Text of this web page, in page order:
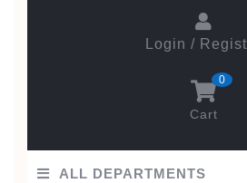
Login /
/
Register
Cart
cart
0
ALL DEPARTMENTS